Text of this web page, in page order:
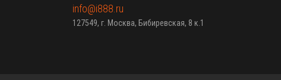
info@i888.ru
127549, г. Москва, Бибиревская, 8 к.1